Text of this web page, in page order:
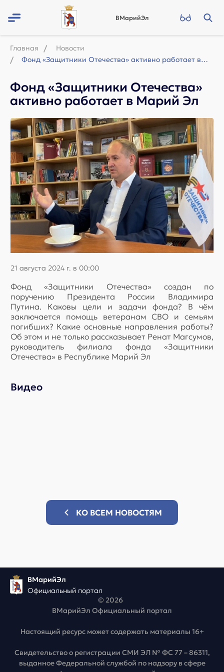
ВМарийЭл
Главная
Новости
Фонд «Защитники Отечества» активно работает в Марий Эл
Фонд «Защитники Отечества»
активно работает в Марий Эл
21 августа 2024 г. в 00:00
Фонд «Защитники Отечества» создан по
поручению Президента России Владимира
Путина. Каковы цели и задачи фонда? В чём
заключается помощь ветеранам СВО и семьям
погибших? Какие основные направления работы?
Об этом и не только рассказывает Ренат Магсумов,
руководитель филиала фонда «Защитники
Отечества» в Республике Марий Эл
Видео
КО ВСЕМ НОВОСТЯМ
ВМарийЭл
Официальный портал
© 2026
ВМарийЭл Официальный портал
Настоящий ресурс может содержать материалы 16+
Свидетельство о регистрации СМИ ЭЛ № ФС 77 – 86311,
выданное Федеральной службой по надзору в сфере